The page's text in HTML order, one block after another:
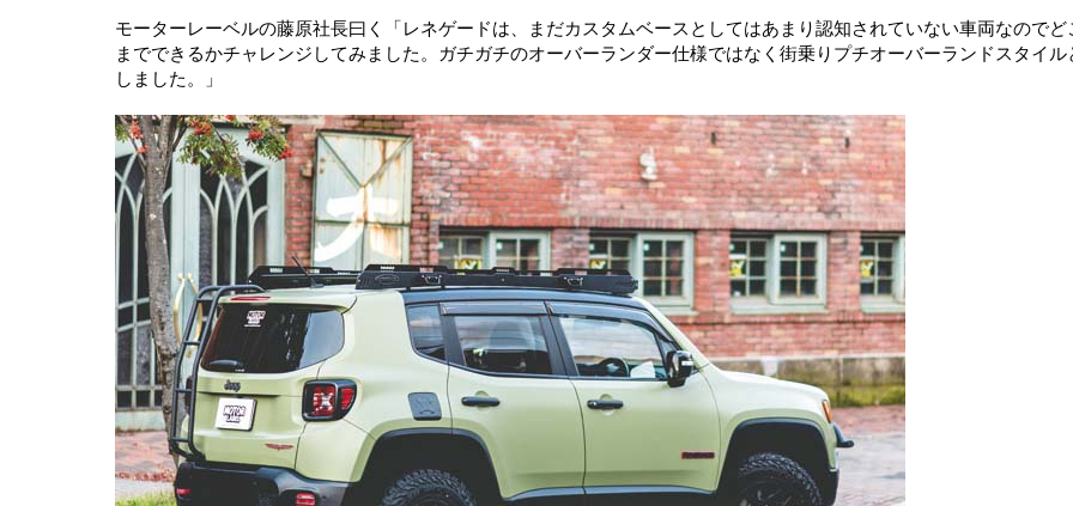
モーターレーベルの藤原社長曰く「レネゲードは、まだカスタムベースとしてはあまり認知されていない車両なのでど
までできるかチャレンジしてみました。ガチガチのオーバーランダー仕様ではなく街乗りプチオーバーランドスタイル
しました。」